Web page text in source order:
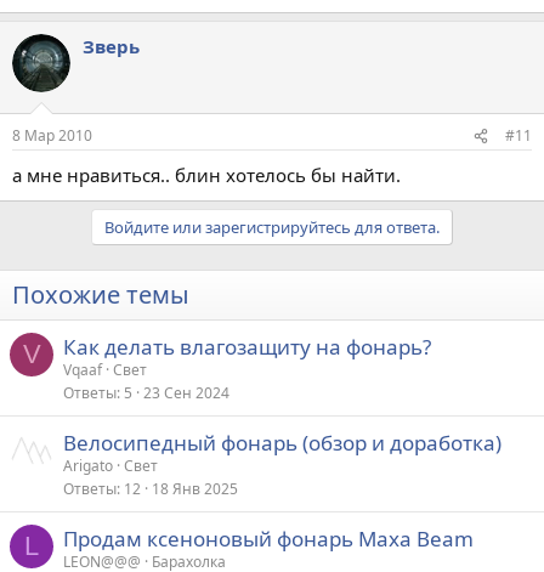
Зверь
8 Мар 2010 #11
а мне нравиться.. блин хотелось бы найти.
Войдите или зарегистрируйтесь для ответа.
Похожие темы
V Как делать влагозащиту на фонарь?
Vqaaf Свет
Ответы 5 23 Сен 2024
Велосипедный фонарь (обзор и доработка)
Arigato Свет
Ответы 12 18 Янв 2025
L Продам ксеноновый фонарь Maxa Beam
LEON@@@
Барахолка